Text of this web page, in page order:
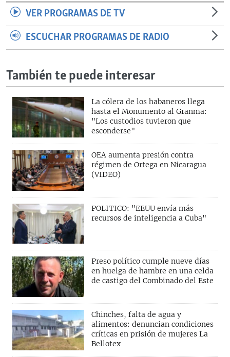
VER PROGRAMAS DE TV
ESCUCHAR PROGRAMAS DE RADIO
También te puede interesar
La cólera de los habaneros llega
hasta el Monumento al Granma:
"Los custodios tuvieron que
esconderse"
OEA aumenta presión contra
régimen de Ortega en Nicaragua
(VIDEO)
POLITICO: "EEUU envía más
recursos de inteligencia a Cuba"
Preso político cumple nueve días
en huelga de hambre en una celda
de castigo del Combinado del Este
Chinches, falta de agua y
alimentos: denuncian condiciones
críticas en prisión de mujeres La
Bellotex